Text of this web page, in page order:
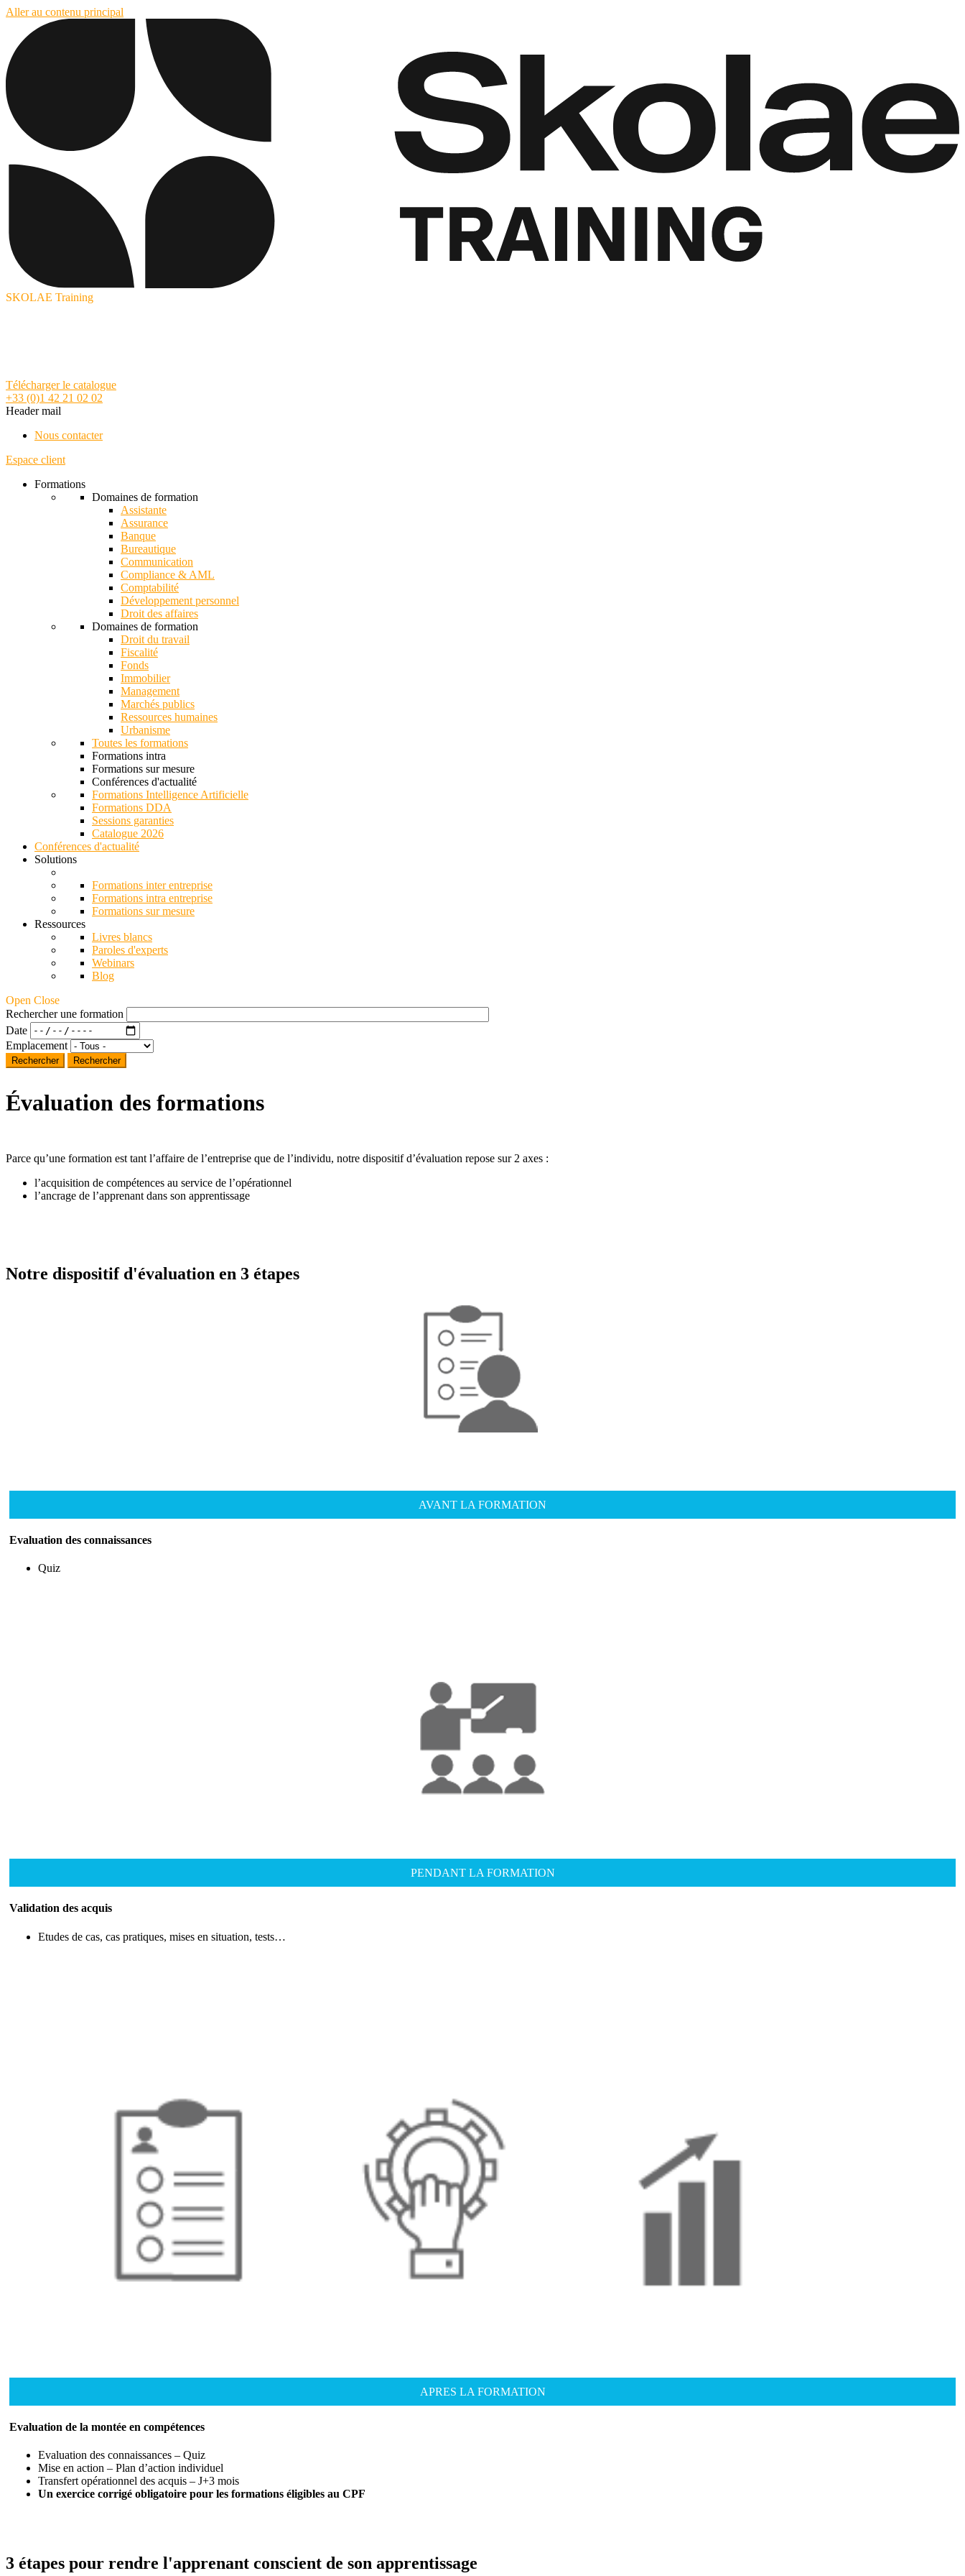
Aller au contenu principal
SKOLAE Training
Télécharger le catalogue
+33 (0)1 42 21 02 02
Header mail
Nous contacter
Espace client
Formations
Domaines de formation
Assistante
Assurance
Banque
Bureautique
Communication
Compliance & AML
Comptabilité
Développement personnel
Droit des affaires
Domaines de formation
Droit du travail
Fiscalité
Fonds
Immobilier
Management
Marchés publics
Ressources humaines
Urbanisme
Toutes les formations
Formations intra
Formations sur mesure
Conférences d'actualité
Formations Intelligence Artificielle
Formations DDA
Sessions garanties
Catalogue 2026
Conférences d'actualité
Solutions
Formations inter entreprise
Formations intra entreprise
Formations sur mesure
Ressources
Livres blancs
Paroles d'experts
Webinars
Blog
Open Close
Rechercher une formation
Date
Emplacement
Rechercher
Évaluation des formations
Parce qu’une formation est tant l’affaire de l’entreprise que de l’individu, notre dispositif d’évaluation repose sur 2 axes :
l’acquisition de compétences au service de l’opérationnel
l’ancrage de l’apprenant dans son apprentissage
Notre dispositif d'évaluation en 3 étapes
AVANT LA FORMATION
Evaluation des connaissances
Quiz
PENDANT LA FORMATION
Validation des acquis
Etudes de cas, cas pratiques, mises en situation, tests…
APRES LA FORMATION
Evaluation de la montée en compétences
Evaluation des connaissances – Quiz
Mise en action – Plan d’action individuel
Transfert opérationnel des acquis – J+3 mois
Un exercice corrigé obligatoire pour les formations éligibles au CPF
3 étapes pour rendre l'apprenant conscient de son apprentissage